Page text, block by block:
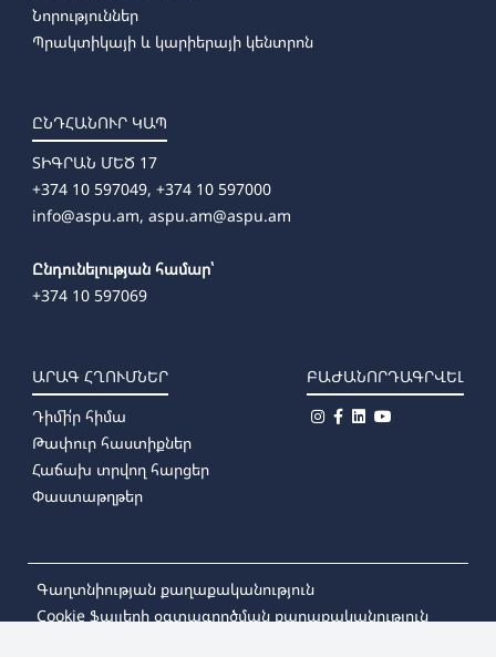
Նորություններ
Պրակտիկայի և կարիերայի կենտրոն
ԸՆԴՀԱՆՈՒՐ ԿԱՊ
ՏԻԳՐԱՆ ՄԵԾ 17
+374 10 597049, +374 10 597000
info@aspu.am, aspu.am@aspu.am
Ընդունելության համար՝
+374 10 597069
ԱՐԱԳ ՀՂՈՒՄՆԵՐ
Դիմի՛ր հիմա
Թափուր հաստիքներ
Հաճախ տրվող հարցեր
Փաստաթղթեր
ԲԱԺԱՆՈՐԴԱԳՐՎԵԼ
Գաղտնիության քաղաքականություն
Cookie ֆայլերի օգտագործման քաղաքականություն